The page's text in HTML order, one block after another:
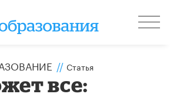
// Статья
все: